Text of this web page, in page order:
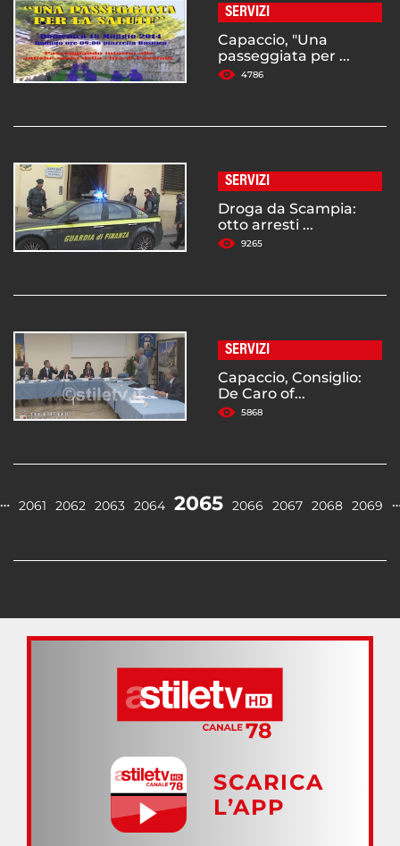
SERVIZI
Capaccio, "Una
passeggiata per ...
4786
SERVIZI
Droga da Scampia:
otto arresti ...
9265
SERVIZI
Capaccio, Consiglio:
De Caro of...
5868
… 2061 2062 2063 2064 2065 2066 2067 2068 2069
SCARICA
L’APP